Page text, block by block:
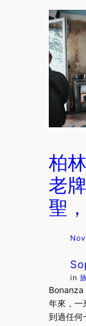
柏
老
聖
in
Bonanza
年來，一
到過任何